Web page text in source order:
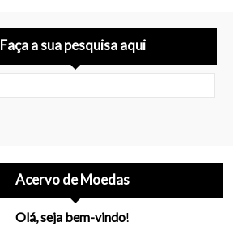
Faça a sua pesquisa aqui
Acervo de Moedas
Olá, seja bem-vindo!